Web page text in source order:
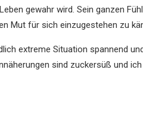
gewahr wird. Sein ganzen
Mut für sich einzugestehen zu
extreme Situation spannend
sind zuckersüß und